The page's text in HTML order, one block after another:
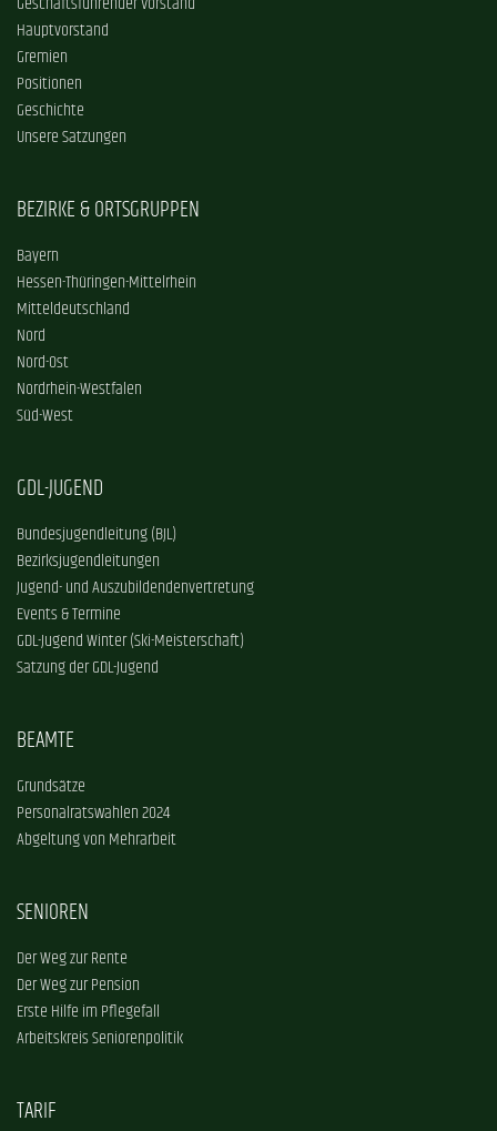
Hauptvorstand
Gremien
Positionen
Geschichte
Unsere Satzungen
BEZIRKE & ORTSGRUPPEN
Bayern
Hessen-Thüringen-Mittelrhein
Mitteldeutschland
Nord
Nord-Ost
Nordrhein-Westfalen
Süd-West
GDL-JUGEND
Bundesjugendleitung (BJL)
Bezirksjugendleitungen
Jugend- und Auszubildendenvertretung
Events & Termine
GDL-Jugend Winter (Ski-Meisterschaft)
Satzung der GDL-Jugend
BEAMTE
Grundsätze
Personalratswahlen 2024
Abgeltung von Mehrarbeit
SENIOREN
Der Weg zur Rente
Der Weg zur Pension
Erste Hilfe im Pflegefall
Arbeitskreis Seniorenpolitik
TARIF